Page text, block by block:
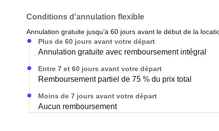
Conditions d'annulation flexible
Annulation gratuite jusqu’à 60 jours avant le début de la
Plus de 60 jours avant votre départ
Annulation gratuite avec remboursement intégral
Entre 7 et 60 jours avant votre départ
Remboursement partiel de 75 % du prix total
Moins de 7 jours avant votre départ
Aucun remboursement